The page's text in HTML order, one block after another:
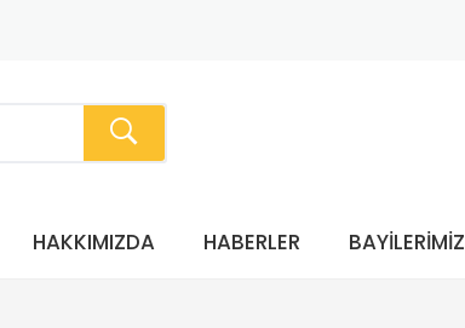
HAKKIMIZDA HABERLER BAYILERIMIZ